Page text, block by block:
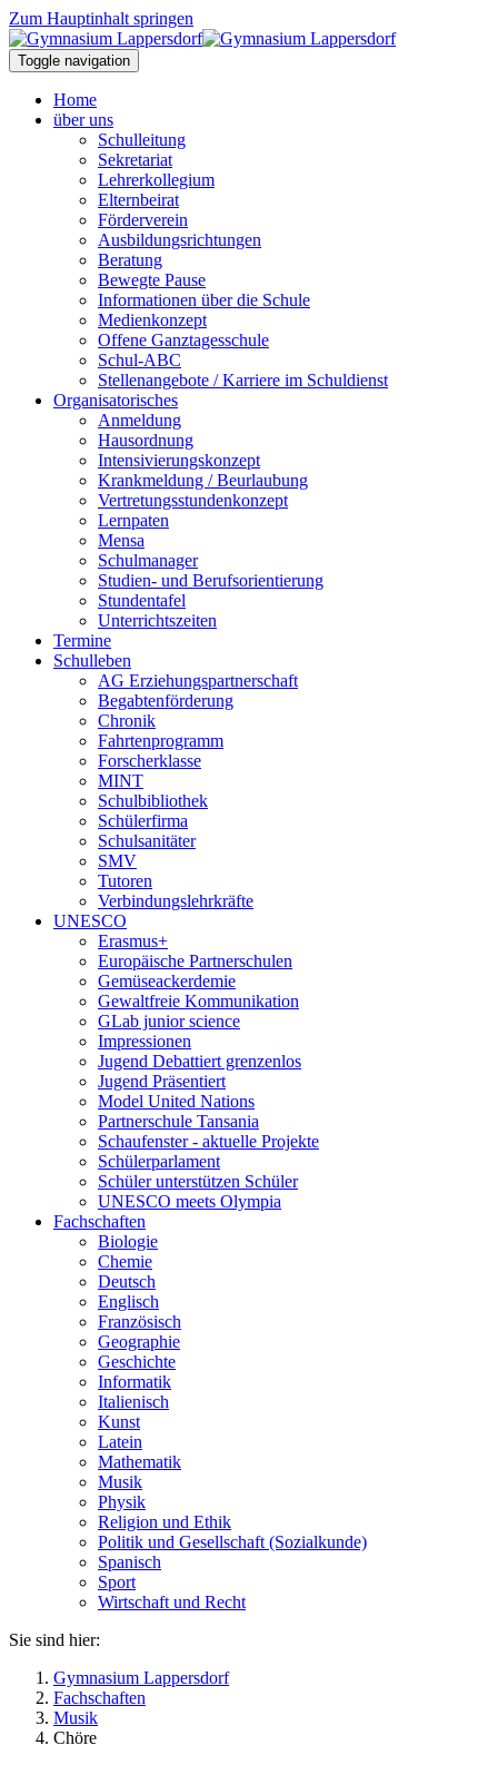
Zum Hauptinhalt springen
Toggle navigation
Home
über uns
Schulleitung
Sekretariat
Lehrerkollegium
Elternbeirat
Förderverein
Ausbildungsrichtungen
Beratung
Bewegte Pause
Informationen über die Schule
Medienkonzept
Offene Ganztagesschule
Schul-ABC
Stellenangebote / Karriere im Schuldienst
Organisatorisches
Anmeldung
Hausordnung
Intensivierungskonzept
Krankmeldung / Beurlaubung
Vertretungsstundenkonzept
Lernpaten
Mensa
Schulmanager
Studien- und Berufsorientierung
Stundentafel
Unterrichtszeiten
Termine
Schulleben
AG Erziehungspartnerschaft
Begabtenförderung
Chronik
Fahrtenprogramm
Forscherklasse
MINT
Schulbibliothek
Schülerfirma
Schulsanitäter
SMV
Tutoren
Verbindungslehrkräfte
UNESCO
Erasmus+
Europäische Partnerschulen
Gemüseackerdemie
Gewaltfreie Kommunikation
GLab junior science
Impressionen
Jugend Debattiert grenzenlos
Jugend Präsentiert
Model United Nations
Partnerschule Tansania
Schaufenster - aktuelle Projekte
Schülerparlament
Schüler unterstützen Schüler
UNESCO meets Olympia
Fachschaften
Biologie
Chemie
Deutsch
Englisch
Französisch
Geographie
Geschichte
Informatik
Italienisch
Kunst
Latein
Mathematik
Musik
Physik
Religion und Ethik
Politik und Gesellschaft (Sozialkunde)
Spanisch
Sport
Wirtschaft und Recht
Sie sind hier:
Gymnasium Lappersdorf
Fachschaften
Musik
Chöre